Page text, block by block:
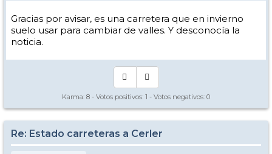
Gracias por avisar, es una carretera que en invierno
suelo usar para cambiar de valles. Y desconocía la
noticia.
Karma: 8 - Votos positivos: 1 - Votos negativos: 0
Re: Estado carreteras a Cerler